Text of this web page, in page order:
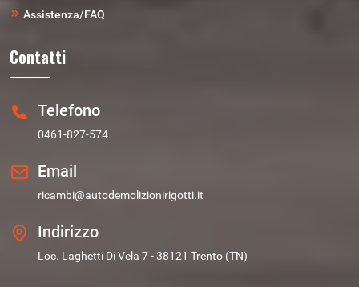
Assistenza/FAQ
Contatti
Telefono
0461-827-574
Email
ricambi@autodemolizionirigotti.it
Indirizzo
Loc. Laghetti Di Vela 7 - 38121 Trento (TN)